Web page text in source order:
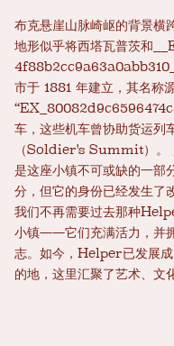
布克悬崖山脉崎岖的背景
地形似乎将西塔瓦普茨和
市于 1881 年建立，其名称
车，这些机车曾协助货运列
（Soldier's Summit）。
是这座小镇不可或缺的一部
分，但它的身份已经发生了
我们不再需要过去那种
小镇——它们充满活力，并
志。如今，Helper已发展成
的地，这里汇聚了艺术、文